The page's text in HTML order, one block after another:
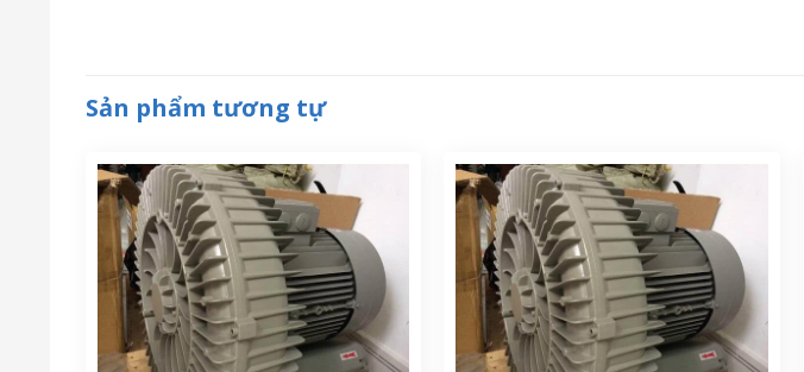
Sản phẩm tương tự